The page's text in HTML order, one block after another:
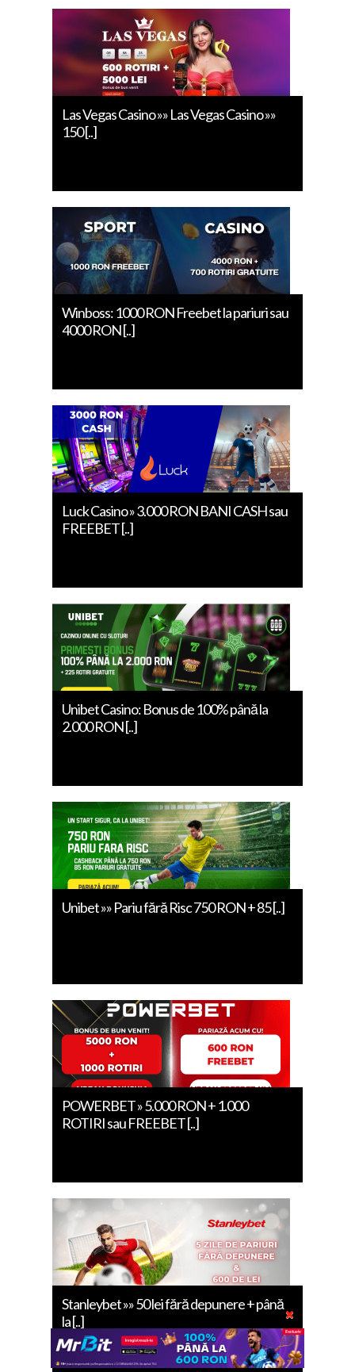
Las Vegas Casino »» Las Vegas Casino »»
150 [..]
Winboss: 1000 RON Freebet la pariuri sau
4000 RON [..]
Luck Casino » 3.000 RON BANI CASH sau
FREEBET [..]
Unibet Casino: Bonus de 100% până la
2.000 RON [..]
Unibet »» Pariu fără Risc 750 RON + 85 [..]
POWERBET » 5.000 RON + 1.000
ROTIRI sau FREEBET [..]
Stanleybet »» 50 lei fără depunere + până
la [..]